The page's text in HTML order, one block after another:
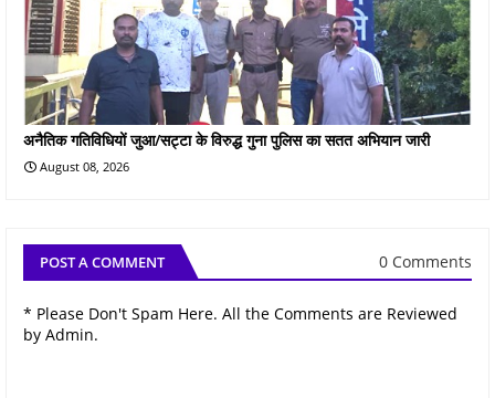
अनैतिक गतिविधियों जुआ/सट्टा के विरुद्ध गुना पुलिस का सतत अभियान जारी
August 08, 2026
POST A COMMENT 0 Comments
* Please Don't Spam Here. All the Comments are Reviewed
by Admin.